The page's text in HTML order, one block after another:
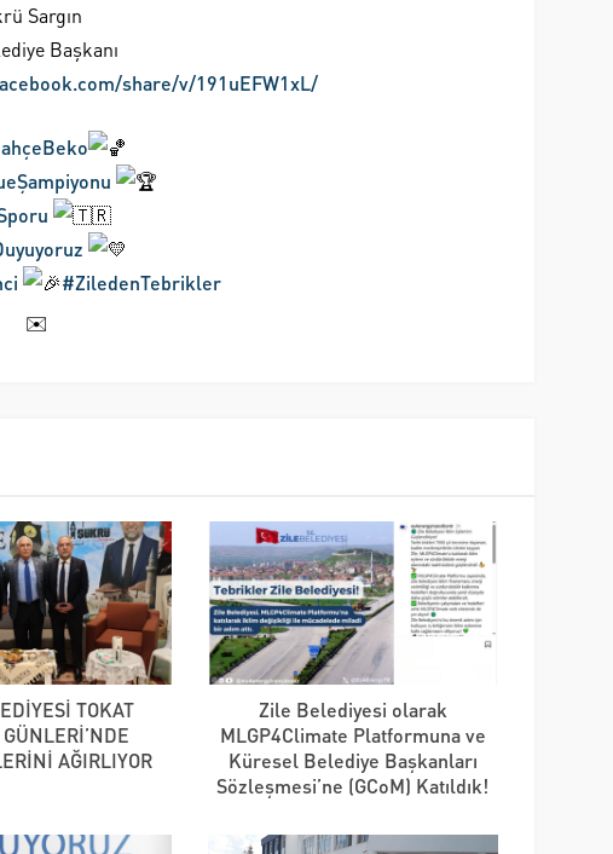
Sargın
Başkanı
share/v/191uEFW1xL/
#ZiledenTebrikler
TOKAT
AĞIRLIYOR
Zile Belediyesi olarak
MLGP4Climate Platformuna ve
Küresel Belediye Başkanları
Sözleşmesi’ne (GCoM) Katıldık!